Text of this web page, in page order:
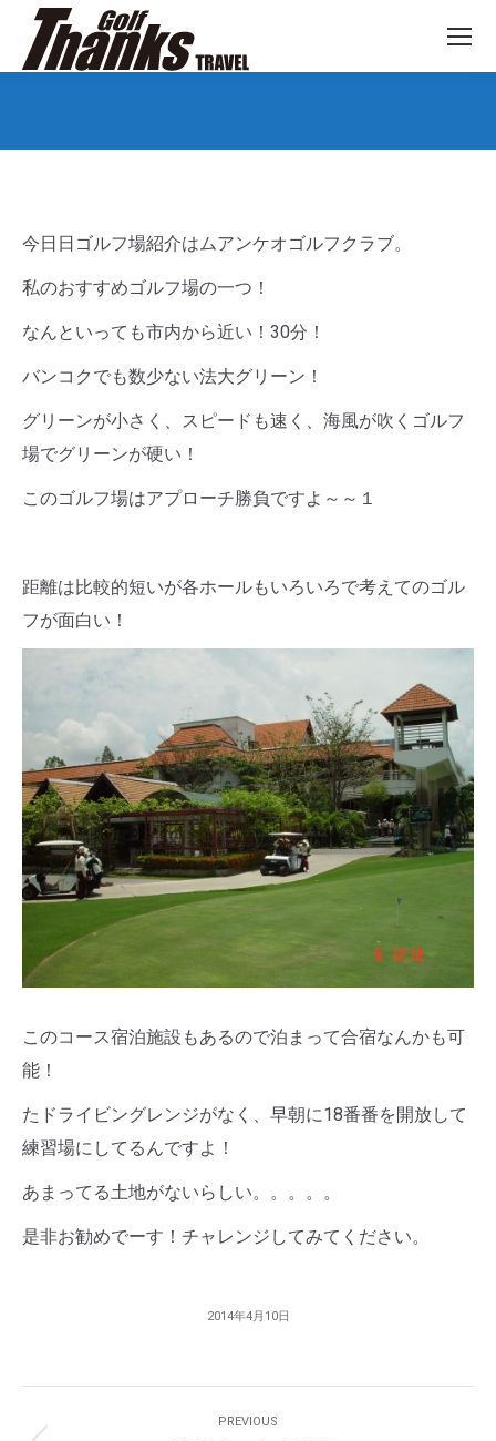
今日日ゴルフ場紹介はムアンケオゴルフクラブ。
私のおすすめゴルフ場の一つ！
なんといっても市内から近い！30分！
バンコクでも数少ない法大グリーン！
グリーンが小さく、スピードも速く、海風が吹くゴルフ
場でグリーンが硬い！
このゴルフ場はアプローチ勝負ですよ～～１
距離は比較的短いが各ホールもいろいろで考えてのゴル
フが面白い！
このコース宿泊施設もあるので泊まって合宿なんかも可
能！
たドライビングレンジがなく、早朝に18番番を開放して
練習場にしてるんですよ！
あまってる土地がないらしい。。。。。
是非お勧めでーす！チャレンジしてみてください。
2014年4月10日
Navigation
PREVIOUS